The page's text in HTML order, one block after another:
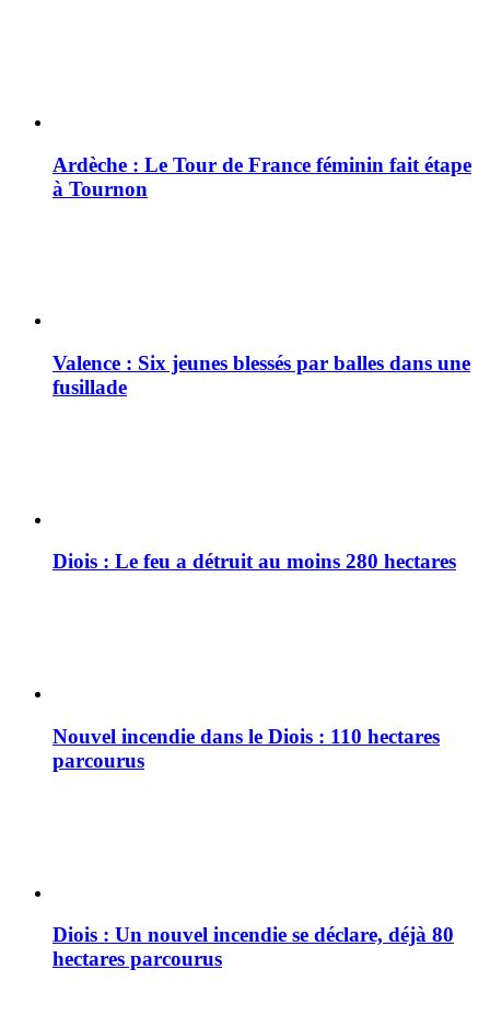
Ardèche : Le Tour de France féminin fait étape
à Tournon
Valence : Six jeunes blessés par balles dans une
fusillade
Diois : Le feu a détruit au moins 280 hectares
Nouvel incendie dans le Diois : 110 hectares
parcourus
Diois : Un nouvel incendie se déclare, déjà 80
hectares parcourus